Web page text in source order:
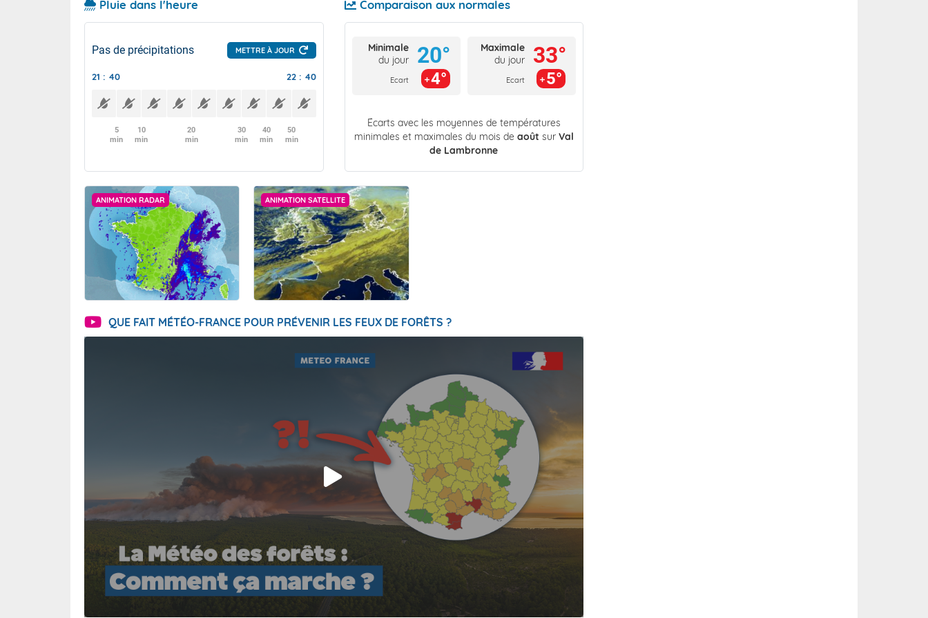
Pluie dans l'heure
Pas de précipitations METTRE À JOUR
21 : 40 22 : 40
5
min
10
min
20
min
30
min
40
min
50
min
Comparaison aux normales
Minimale
du jour
Ecart
20°
4°
Maximale
du jour
Ecart
33°
5°
Écarts avec les moyennes de températures
minimales et maximales du mois de août sur Val
de Lambronne
ANIMATION RADAR ANIMATION SATELLITE
QUE FAIT MÉTÉO-FRANCE POUR PRÉVENIR LES FEUX DE FORÊTS ?